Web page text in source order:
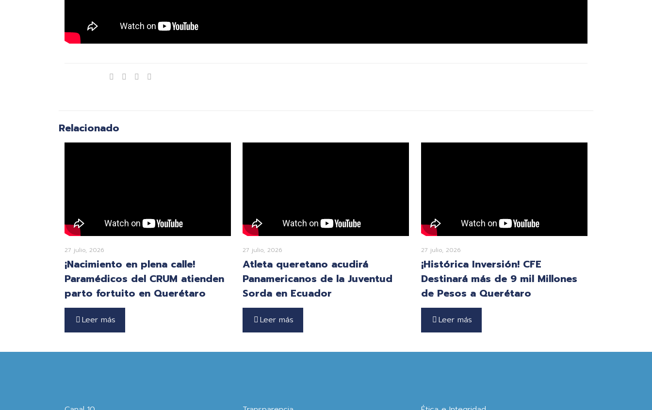
Relacionado
27 julio, 2026
¡Nacimiento en plena calle!
Paramédicos del CRUM atienden
parto fortuito en Querétaro
Leer más
27 julio, 2026
Atleta queretano acudirá
Panamericanos de la Juventud
Sorda en Ecuador
Leer más
27 julio, 2026
¡Histórica Inversión! CFE
Destinará más de 9 mil Millones
de Pesos a Querétaro
Leer más